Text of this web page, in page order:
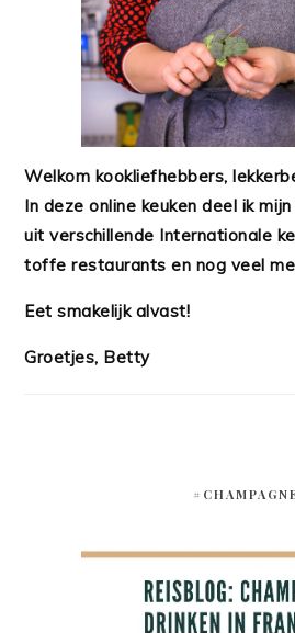
Welkom kookliefhebbers,
In deze online keuken deel ik
uit verschillende Internationale
toffe restaurants en nog veel
Eet smakelijk alvast!
Groetjes, Betty